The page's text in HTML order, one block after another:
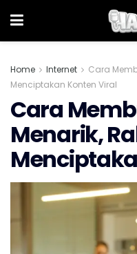
Home Internet
Cara
Menciptakan Konten Viral
Cara
Menarik,